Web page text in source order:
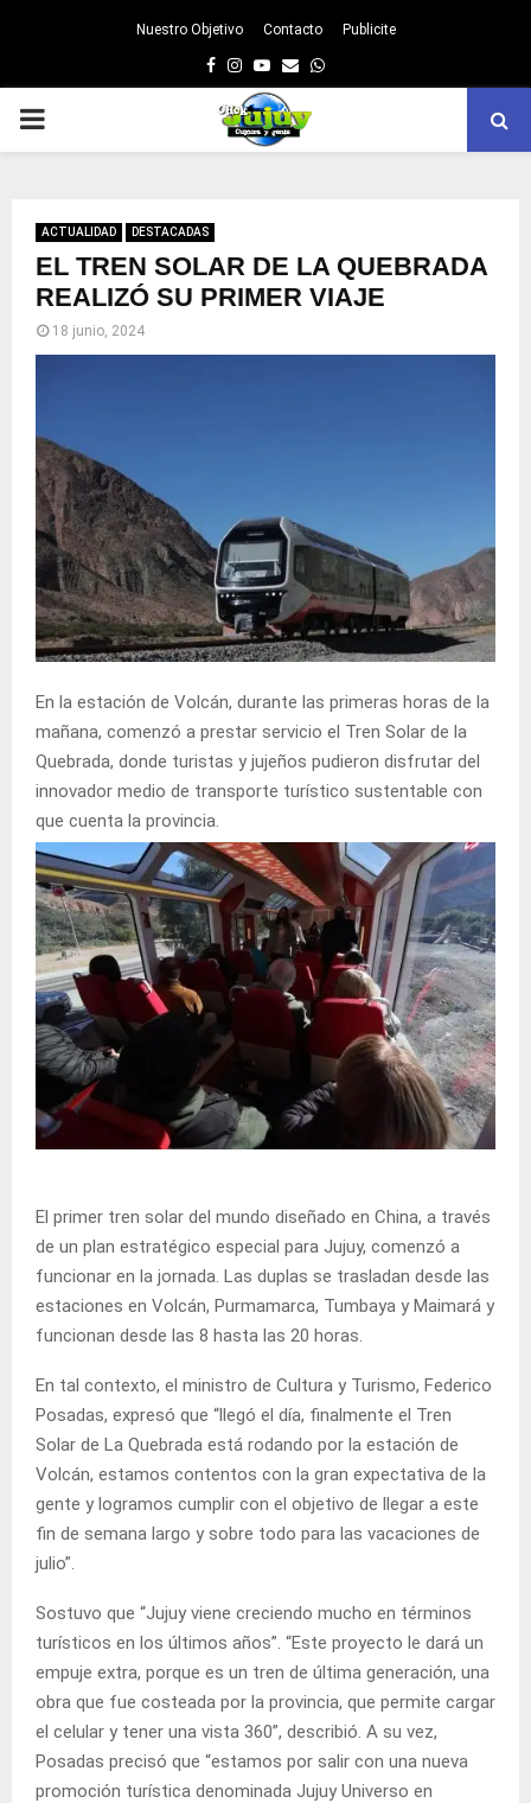
Nuestro Objetivo Contacto Publicite
Facebook
Instagram
Youtube
EmailWhatsapp
PRIMARY
ACTUALIDAD DESTACADAS
EL TREN SOLAR DE LA QUEBRADA
REALIZÓ SU PRIMER VIAJE
18 junio, 2024
En la estación de Volcán, durante las primeras horas de la
mañana, comenzó a prestar servicio el Tren Solar de la
Quebrada, donde turistas y jujeños pudieron disfrutar del
innovador medio de transporte turístico sustentable con
que cuenta la provincia.
El primer tren solar del mundo diseñado en China, a través
de un plan estratégico especial para Jujuy, comenzó a
funcionar en la jornada. Las duplas se trasladan desde las
estaciones en Volcán, Purmamarca, Tumbaya y Maimará y
funcionan desde las 8 hasta las 20 horas.
En tal contexto, el ministro de Cultura y Turismo, Federico
Posadas, expresó que “llegó el día, finalmente el Tren
Solar de La Quebrada está rodando por la estación de
Volcán, estamos contentos con la gran expectativa de la
gente y logramos cumplir con el objetivo de llegar a este
fin de semana largo y sobre todo para las vacaciones de
julio”.
Sostuvo que “Jujuy viene creciendo mucho en términos
turísticos en los últimos años”. “Este proyecto le dará un
empuje extra, porque es un tren de última generación, una
obra que fue costeada por la provincia, que permite cargar
el celular y tener una vista 360”, describió. A su vez,
Posadas precisó que “estamos por salir con una nueva
promoción turística denominada Jujuy Universo en